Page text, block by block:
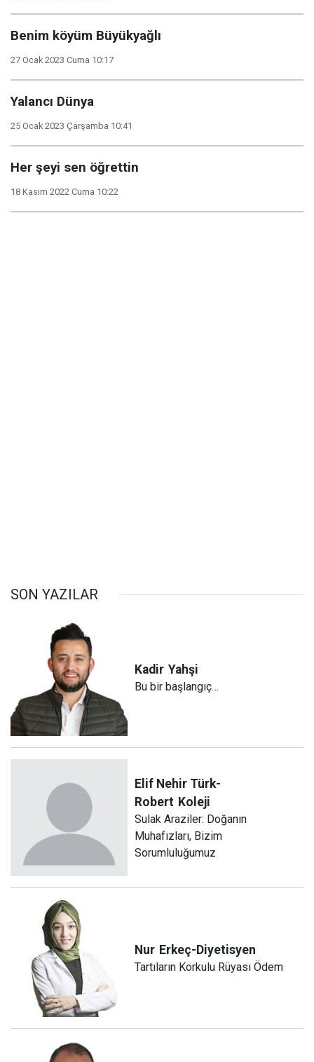
Benim köyüm Büyükyağlı
27 Ocak 2023 Cuma 10:17
Yalancı Dünya
25 Ocak 2023 Çarşamba 10:41
Her şeyi sen öğrettin
18 Kasım 2022 Cuma 10:22
SON YAZILAR
Kadir Yahşi
Bu bir başlangıç…
Elif Nehir Türk-
Robert Koleji
Sulak Araziler: Doğanın
Muhafızları, Bizim
Sorumluluğumuz
Nur Erkeç-Diyetisyen
Tartıların Korkulu Rüyası Ödem